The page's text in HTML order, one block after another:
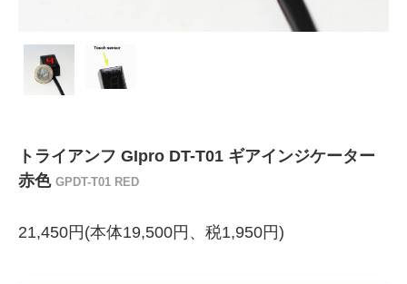
トライアンフ GIpro DT-T01 ギアインジケーター
赤色 GPDT-T01 RED
21,450円(本体19,500円、税1,950円)